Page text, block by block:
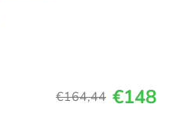
€164,44 €148